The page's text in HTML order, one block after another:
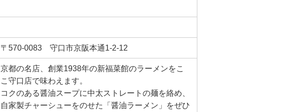
〒570-0083 守口市京阪本通1-2-12
京都の名店、創業1938年の新福菜館のラーメンをこ
こ守口店で味わえます。
コクのある醤油スープに中太ストレートの麺を絡め、
自家製チャーシューをのせた「醤油ラーメン」をぜひ